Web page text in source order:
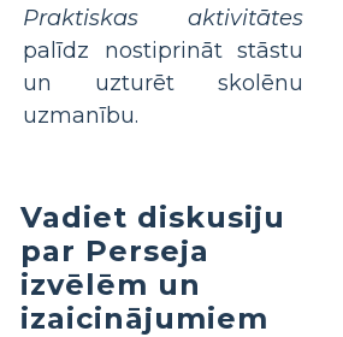
Praktiskas aktivitātes
palīdz nostiprināt stāstu
un uzturēt skolēnu
uzmanību.
Vadiet diskusiju
par Perseja
izvēlēm un
izaicinājumiem